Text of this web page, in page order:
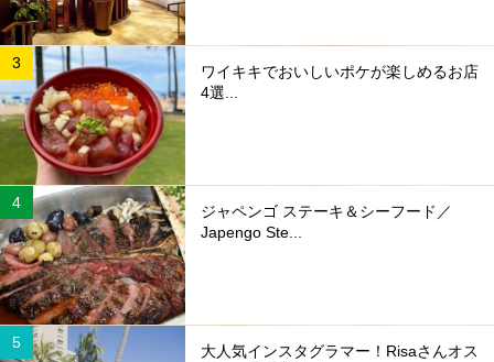
ワイキキでおいしいポケが楽しめるお店
4選...
ジャペンゴ ステーキ＆シーフード／
Japengo Ste...
大人気インスタグラマー！Risaさんオス